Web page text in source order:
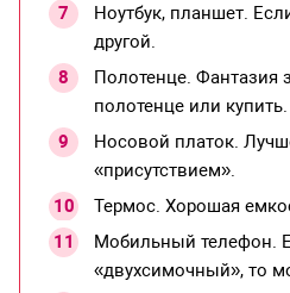
Ноутбук, планшет.
другой.
Полотенце. Фантазия
полотенце или
Носовой платок.
«присутствием».
Термос. Хорошая
Мобильный телефон.
«двухсимочный», то